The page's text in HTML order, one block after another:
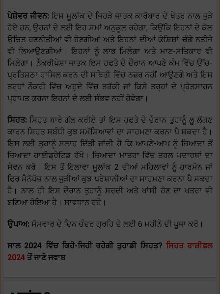
ਪੇਸ਼ੇਵਰ ਜੀਵਨ:ਇਸ ਮੂਲਾਂਕ ਦੇ ਜਿਹੜੇ ਜਾਤਕ ਕਾਰੋਬਾਰ ਦੇ ਖੇਤਰ ਨਾਲ ਜੁੜੇ
ਹੋਏ ਹਨ, ਉਹਨਾਂ ਦੇ ਲਈ ਇਹ ਸਮਾਂ ਅਨੁਕੂਲ ਰਹੇਗਾ, ਕਿਉਂਕਿ ਇਹਨਾਂ ਦੇ ਕੋਲ
ਉਚਿਤ ਰਣਨੀਤੀਆਂ ਵੀ ਹੋਣਗੀਆਂ ਅਤੇ ਇਹਨਾਂ ਦੀਆਂ ਕੋਸ਼ਿਸ਼ਾਂ ਚੰਗੇ ਨਤੀਜੇ
ਵੀ ਲਿਆਉਣਗੀਆਂ। ਇਹਨਾਂ ਨੂੰ ਲਾਭ ਮਿਲੇਗਾ ਅਤੇ ਮਾਣ-ਸਤਿਕਾਰ ਵੀ
ਮਿਲੇਗਾ। ਨੌਕਰੀਪੇਸ਼ਾ ਜਾਤਕ ਇਸ ਹਫਤੇ ਦੇ ਦੌਰਾਨ ਆਪਣੇ ਕੰਮ ਵਿੱਚ ਉੱਚ-
ਪ੍ਰਤਿਸ਼ਠਾ ਹਾਸਿਲ ਕਰਨ ਦੀ ਸਥਿਤੀ ਵਿੱਚ ਨਜ਼ਰ ਨਹੀਂ ਆਉਣਗੇ ਅਤੇ ਇਸ
ਤਰ੍ਹਾਂ ਨੌਕਰੀ ਵਿੱਚ ਅਹੁਦੇ ਵਿੱਚ ਤਰੱਕੀ ਜਾਂ ਕਿਸੇ ਤਰ੍ਹਾਂ ਦੇ ਪ੍ਰੋਤਸਾਹਨ
ਪ੍ਰਾਪਤ ਕਰਨਾ ਇਹਨਾਂ ਦੇ ਲਈ ਸੰਭਵ ਨਹੀਂ ਹੋਵੇਗਾ।
ਸਿਹਤ:ਸਿਹਤ ਬਾਰੇ ਗੱਲ ਕਰੀਏ ਤਾਂ ਇਸ ਹਫਤੇ ਦੇ ਦੌਰਾਨ ਤੁਹਾਨੂੰ ਲੂ ਲੱਗਣ
ਕਾਰਨ ਸਿਹਤ ਸਬੰਧੀ ਕੁਝ ਸਮੱਸਿਆਵਾਂ ਦਾ ਸਾਹਮਣਾ ਕਰਨਾ ਪੈ ਸਕਦਾ ਹੈ।
ਇਸ ਲਈ ਤੁਹਾਨੂੰ ਸਲਾਹ ਦਿੱਤੀ ਜਾਂਦੀ ਹੈ ਕਿ ਆਪਣੇ-ਆਪ ਨੂੰ ਜ਼ਿਆਦਾ ਤੋਂ
ਜ਼ਿਆਦਾ ਹਾਈਡ੍ਰੇਟਿਡ ਰੱਖੋ। ਜ਼ਿਆਦਾ ਮਾਤਰਾ ਵਿੱਚ ਤਰਲ ਪਦਾਰਥਾਂ ਦਾ
ਸੇਵਨ ਕਰੋ। ਇਸ ਤੋਂ ਇਲਾਵਾ ਮੂਲਾਂਕ 2 ਦੀਆਂ ਮਹਿਲਾਵਾਂ ਨੂੰ ਹਾਰਮੋਨ ਜਾਂ
ਫਿਰ ਮੈਨੋਪੋਜ਼ ਨਾਲ ਜੁੜੀਆਂ ਕੁਝ ਪਰੇਸ਼ਾਨੀਆਂ ਦਾ ਸਾਹਮਣਾ ਕਰਨਾ ਪੈ ਸਕਦਾ
ਹੈ। ਨਾਲ ਹੀ ਇਸ ਦੌਰਾਨ ਤੁਹਾਨੂੰ ਸਰਦੀ ਅਤੇ ਖਾਂਸੀ ਹੋਣ ਦਾ ਖਤਰਾ ਵੀ
ਬਣਿਆ ਹੋਇਆ ਹੈ। ਸਾਵਧਾਨ ਰਹੋ।
ਉਪਾਅ: ਸੋਮਵਾਰ ਦੇ ਦਿਨ ਚੰਦਰ ਗ੍ਰਹਿ ਦੇ ਲਈ 6 ਮਹੀਨੇ ਦੀ ਪੂਜਾ ਕਰੋ।
ਸਾਲ 2024 ਵਿੱਚ ਕਿਹੋ-ਜਿਹੀ ਰਹੇਗੀ ਤੁਹਾਡੀ ਸਿਹਤ? ਸਿਹਤ ਰਾਸ਼ੀਫਲ
2024 ਤੋਂ ਜਾਣੋ ਜਵਾਬ